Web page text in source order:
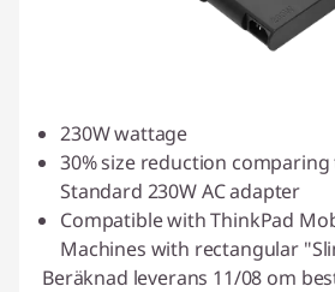
230W wattage
30% size reduction
Standard 230W AC adapter
Compatible with ThinkPad
Machines with rectangular
Beräknad leverans 11/08 om